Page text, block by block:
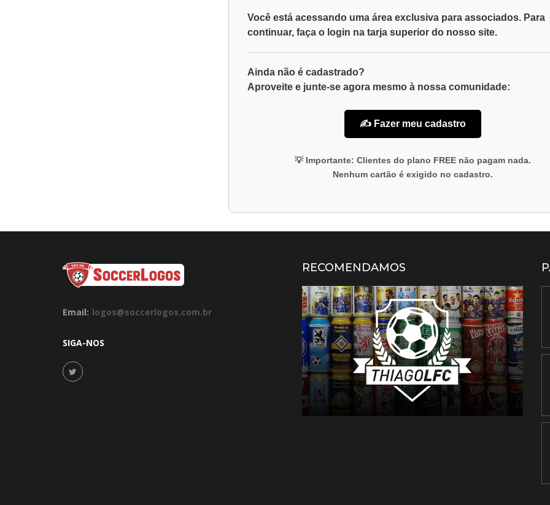
Você está acessando uma área exclusiva para associados. Para
continuar, faça o login na tarja superior do nosso site.
Ainda não é cadastrado?
Aproveite e junte-se agora mesmo à nossa comunidade:
✍️ Fazer meu cadastro
💡 Importante: Clientes do plano FREEnão pagam nada.
Nenhum cartão é exigido no cadastro.
Email: logos@soccerlogos.com.br
SIGA-NOS
RECOMENDAMOS